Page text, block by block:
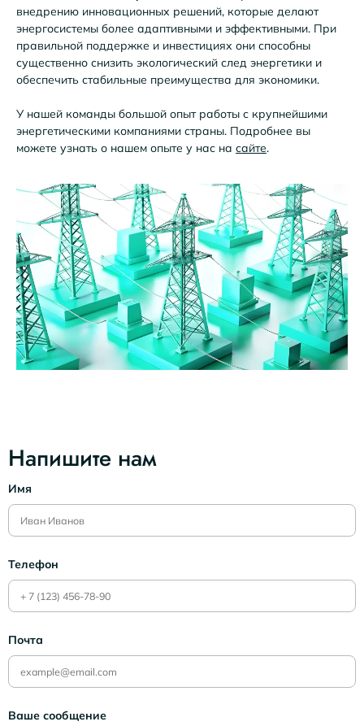
внедрению инновационных решений, которые делают
энергосистемы более адаптивными и эффективными. При
правильной поддержке и инвестициях они способны
существенно снизить экологический след энергетики и
обеспечить стабильные преимущества для экономики.
У нашей команды большой опыт работы с крупнейшими
энергетическими компаниями страны. Подробнее вы
можете узнать о нашем опыте у нас на сайте.
Напишите нам
Имя
Телефон
Почта
Ваше сообщение